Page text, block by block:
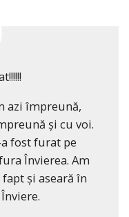
azi împreună,
și cu voi.
fost furat pe
Învierea. Am
și aseară în